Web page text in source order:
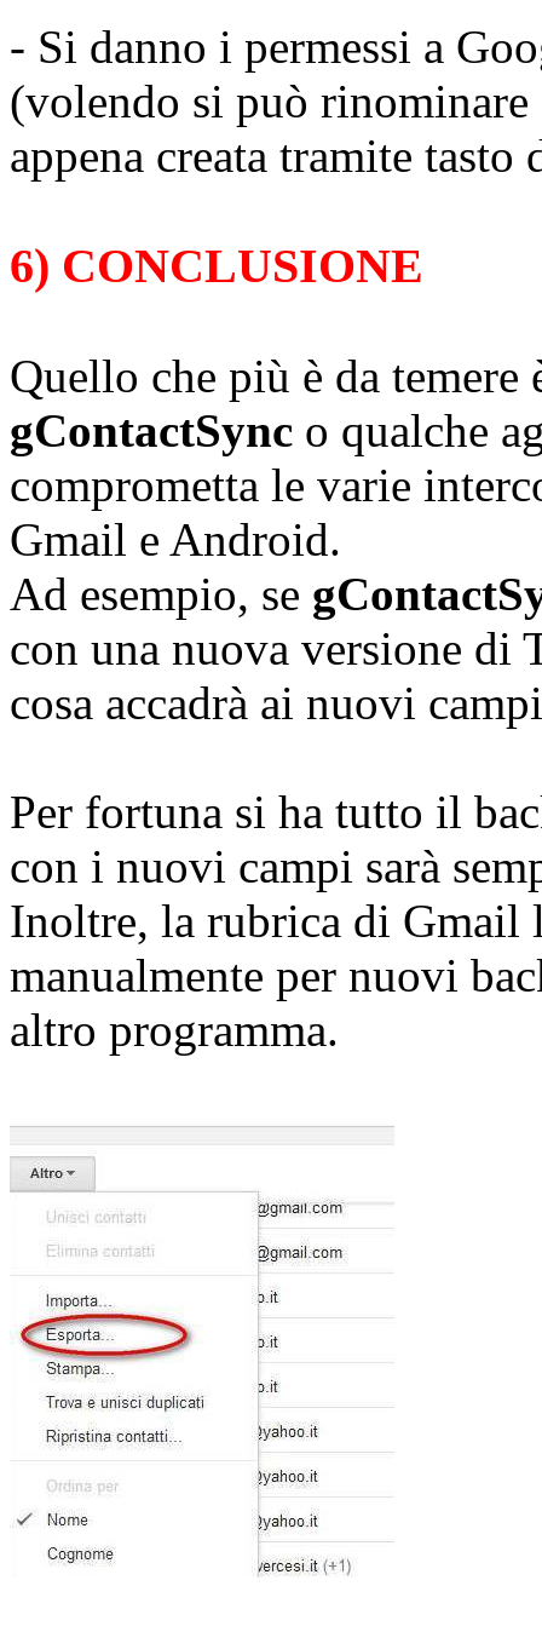
- Si danno i permessi a
(volendo si può
appena creata tramite tasto
6) CONCLUSIONE
Quello che più è da
gContactSync o qualche
comprometta le varie
Gmail e Android.
Ad esempio, se
con una nuova versione di
cosa accadrà ai nuovi
Per fortuna si ha tutto il
con i nuovi campi sarà
Inoltre, la rubrica di Gmail
manualmente per nuovi
altro programma.